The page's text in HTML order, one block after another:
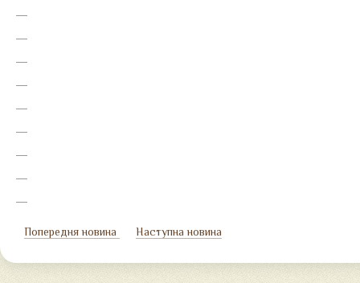
Попередня новина Наступна новина